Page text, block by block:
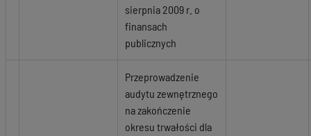
sierpnia 2009 r. o
finansach
publicznych
Przeprowadzenie
audytu zewnętrznego
na zakończenie
okresu trwałości dla